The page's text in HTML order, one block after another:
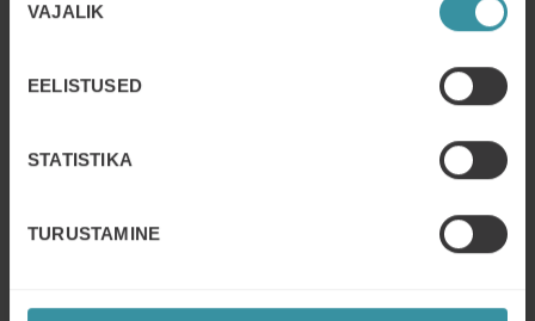
valik
VAJALIK
EELISTUSED
STATISTIKA
TURUSTAMINE
uuringu teadmisi. Meie uuring, milles osales
peaaegu 600 müügispetsialisti üle maailma,
tõi esile 65 põhilist müügioskust, mis on
järjestatud nende tulevase tähtsuse ja nende